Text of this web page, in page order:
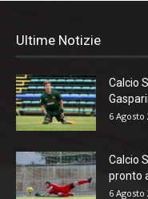
Ultime Notizie
Calcio
6 Agosto
Calcio
pronto
6 Agosto